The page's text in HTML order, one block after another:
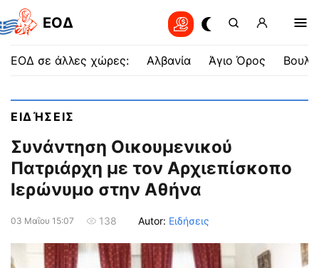
EOΔ
ΕΟΔ σε άλλες χώρες: Αλβανία Άγιο Όρος
ΕΙΔΉΣΕΙΣ
Συνάντηση Οικουμενικού
Πατριάρχη με τον Αρχιεπίσκοπο
Ιερώνυμο στην Αθήνα
03 Μαΐου 15:07 138 Autor: Ειδήσεις